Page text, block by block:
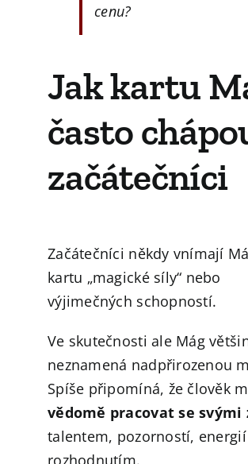
cenu?
Jak kartu
často
začátečníci
Začátečníci někdy vnímají
kartu „magické síly“ nebo
výjimečných schopností.
Ve skutečnosti ale Mág
neznamená nadpřirozenou
Spíše připomíná, že člověk
vědomě pracovat se svými
talentem, pozorností,
rozhodnutím.